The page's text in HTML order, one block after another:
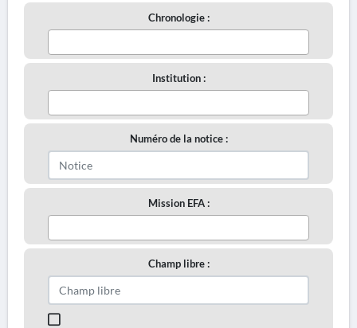
Chronologie :
Institution :
Numéro de la notice :
Mission EFA :
Champ libre :